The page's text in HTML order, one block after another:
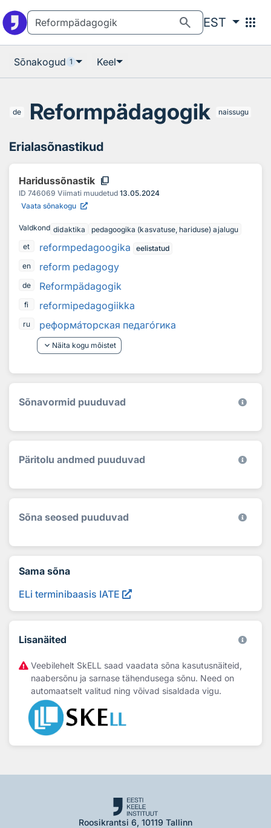
search EST apps
Sõnakogud 1 Keel
de Reformpädagogik naissugu
Erialasõnastikud
Haridussõnastik content_copy
ID 746069 Viimati muudetud 13.05.2024
Vaata sõnakogu
Valdkond didaktika
pedagoogika (kasvatuse, hariduse) ajalugu
et
reformpedagoogika
eelistatud
en
reform pedagogy
de Reformpädagogik
fi reformipedagogiikka
ru реформаторская педагогика
keyboard_arrow_down Näita kogu mõistet
Sõnavormid puuduvad
Päritolu andmed puuduvad
Sõna seosed puuduvad
Sama sõna
ELi terminibaasis IATE
Lisanäited
Veebilehelt SkELL saad vaadata sõna kasutusnäiteid,
naabersõnu ja sarnase tähendusega sõnu. Need on
automaatselt valitud ning võivad sisaldada vigu.
Roosikrantsi 6, 10119 Tallinn